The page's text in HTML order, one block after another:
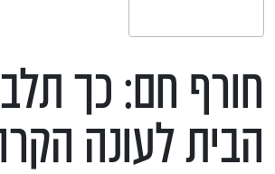
חורף חם: כך
הבית לעונה